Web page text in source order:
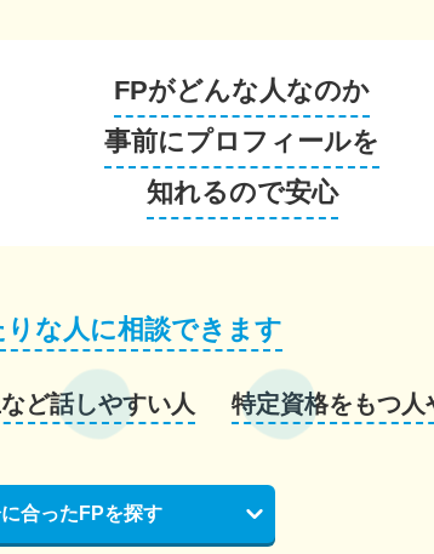
FPがどんな人なのか
事前にプロフィールを
知れるので安心
りな人に相談できます
ど話しやすい人 特定資格をもつ人
合ったFPを探す